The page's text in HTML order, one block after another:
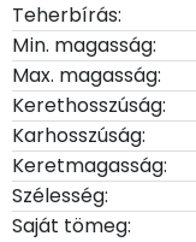
Teherbírás:
Min. magasság:
Max. magasság:
Kerethosszúság:
Karhosszúság:
Keretmagasság:
Szélesség:
Saját tömeg: